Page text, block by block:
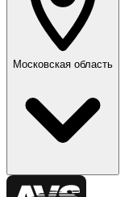
Московская область